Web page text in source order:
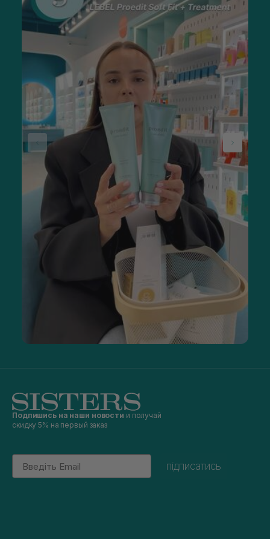
Подпишись на наши новости и получай
скидку 5% на первый заказ
Email
підписатись